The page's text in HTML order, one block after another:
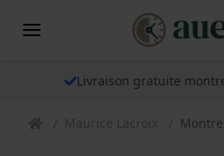
Livraison gratuite
Maurice Lacroix